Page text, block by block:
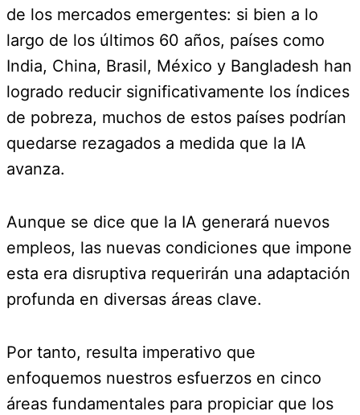
de los mercados emergentes: si bien a lo
largo de los últimos 60 años, países como
India, China, Brasil, México y Bangladesh han
logrado reducir significativamente los índices
de pobreza, muchos de estos países podrían
quedarse rezagados a medida que la IA
avanza.
Aunque se dice que la IA generará nuevos
empleos, las nuevas condiciones que impone
esta era disruptiva requerirán una adaptación
profunda en diversas áreas clave.
Por tanto, resulta imperativo que
enfoquemos nuestros esfuerzos en cinco
áreas fundamentales para propiciar que los